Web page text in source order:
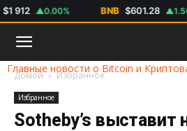
▲0.00% BNB $601.28 ▲1.50%
Главные новости о Bitcoin и
Домой Избранное
Избранное
Sotheby’s выставит